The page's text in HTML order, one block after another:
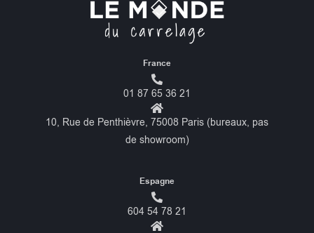
France
01 87 65 36 21
10, Rue de Penthièvre, 75008 Paris (bureaux, pas
de showroom)
Espagne
604 54 78 21